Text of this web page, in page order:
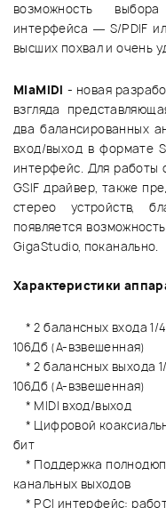
возможность
интерфейса — S/PDIF
высших похвал и очень
MiaMIDI - новая
взгляда
два балансированных
вход/выход в формате
интерфейс. Для работы
GSIF драйвер, также
стерео устройств,
появляется
GigaStudio, поканально.
Характеристики
* 2 балансных входа
106Дб (A-взвешенная)
* 2 балансных выхода
106Дб (A-взвешенная)
* MIDI вход/выход
* Цифровой
бит
* Поддержка
канальных выходов
* PCI интерфейс: